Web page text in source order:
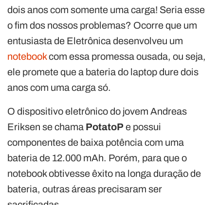
dois anos com somente uma carga! Seria esse
o fim dos nossos problemas? Ocorre que um
entusiasta de Eletrônica desenvolveu um
notebookcom essa promessa ousada, ou seja,
ele promete que a bateria do laptop dure dois
anos com uma carga só.
O dispositivo eletrônico do jovem Andreas
Eriksen se chama PotatoP e possui
componentes de baixa potência com uma
bateria de 12.000 mAh. Porém, para que o
notebook obtivesse êxito na longa duração de
bateria, outras áreas precisaram ser